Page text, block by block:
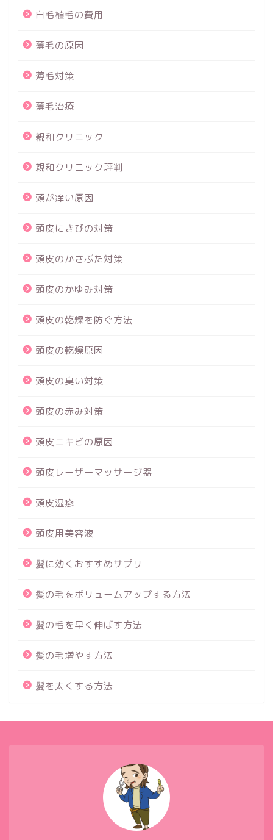
自毛植毛の費用
薄毛の原因
薄毛対策
薄毛治療
親和クリニック
親和クリニック評判
頭が痒い原因
頭皮にきびの対策
頭皮のかさぶた対策
頭皮のかゆみ対策
頭皮の乾燥を防ぐ方法
頭皮の乾燥原因
頭皮の臭い対策
頭皮の赤み対策
頭皮ニキビの原因
頭皮レーザーマッサージ器
頭皮湿疹
頭皮用美容液
髪に効くおすすめサプリ
髪の毛をボリュームアップする方法
髪の毛を早く伸ばす方法
髪の毛増やす方法
髪を太くする方法